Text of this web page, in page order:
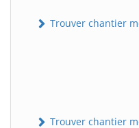
Trouver chantier
Trouver chantier